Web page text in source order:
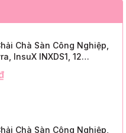
Chà Sàn Công Nghiệp,
InsuX INXDS1, 12
Chà Sàn Công Nghiệp,